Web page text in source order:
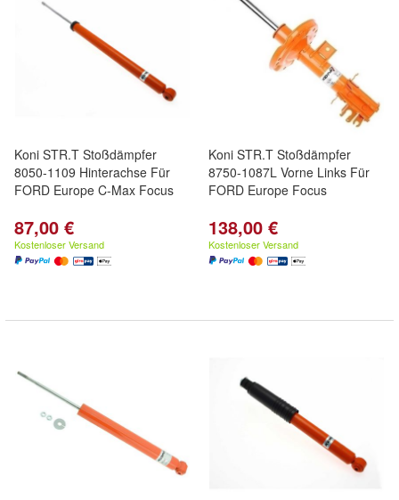
Koni STR.T Stoßdämpfer
8050-1109 Hinterachse Für
FORD Europe C-Max Focus
87,00 €
Kostenloser Versand
Koni STR.T Stoßdämpfer
8750-1087L Vorne Links Für
FORD Europe Focus
138,00 €
Kostenloser Versand